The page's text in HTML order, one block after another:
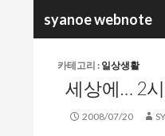
syanoe webnote
색
카테고리 : 일상생활
세상에… 2
2008/07/20